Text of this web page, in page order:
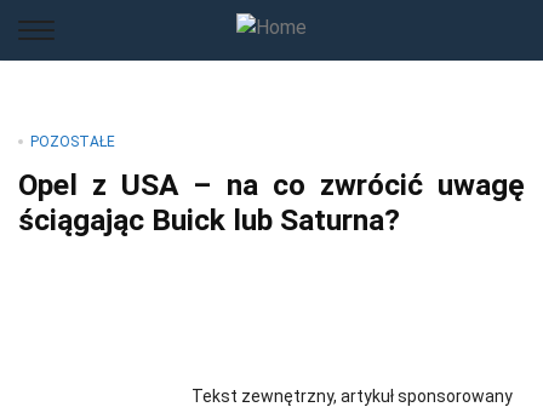
POZOSTAŁE
Opel z USA – na co zwrócić uwagę
ściągając Buick lub Saturna?
Tekst zewnętrzny, artykuł sponsorowany